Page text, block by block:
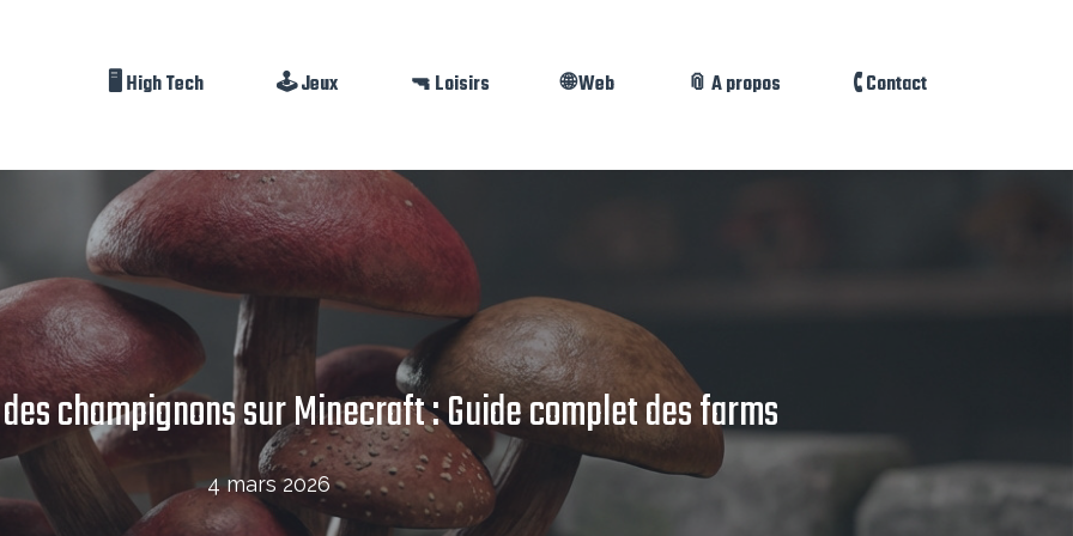
🖥️ High Tech 🕹️ Jeux 🔫 Loisirs 🌐 Web 📎 A propos 🕻 Contact
champignons sur Minecraft : Guide complet des farms
4 mars 2026